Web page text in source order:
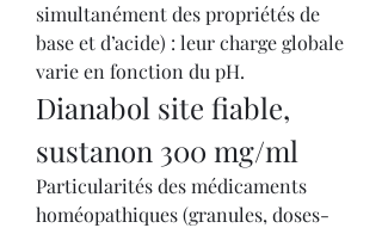
simultanément des propriétés de
base et d’acide) : leur charge globale
varie en fonction du pH.
Dianabol site fiable,
sustanon 300 mg/ml
Particularités des médicaments
homéopathiques (granules, doses-